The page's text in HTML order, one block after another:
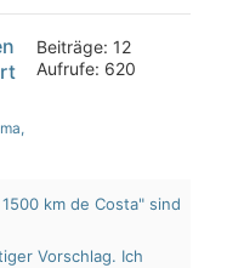
,
Beiträge: 12
Aufrufe: 620
km de Costa" sind
Vorschlag. Ich